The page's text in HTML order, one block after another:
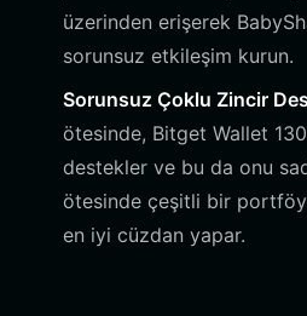
üzerinden erişerek
sorunsuz etkileşim kurun.
Sorunsuz Çoklu Zincir
ötesinde, Bitget Wallet
destekler ve bu da onu
ötesinde çeşitli bir
en iyi cüzdan yapar.